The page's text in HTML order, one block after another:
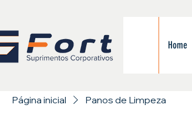
Home
Página inicial Panos de Limpeza